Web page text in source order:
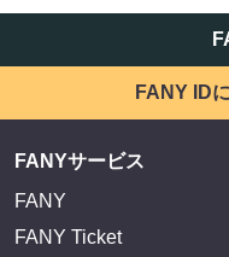
FANY ID
FANYサービス
FANY
FANY Ticket